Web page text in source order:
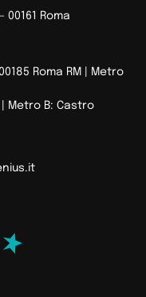
Roma
Roma RM |
Metro
| Metro B: Castro